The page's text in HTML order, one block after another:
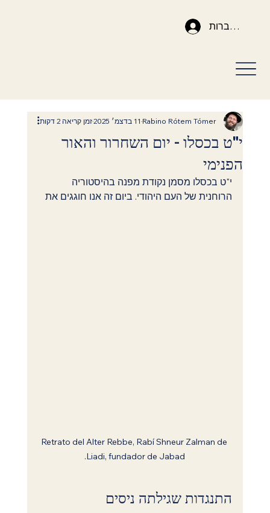
להתחברות
י"ט בכסלו - יום השחרור והאור
הפנימי
Rabino Rótem Tómer11 בדצמ׳ 2025 זמן קריאה 2 דקות
י"ט בכסלו מסמן נקודת מפנה בהיסטוריה
הרוחנית של העם היהודי. ביום זה אנו חוגגים את
Retrato del Alter Rebbe, Rabí Shneur Zalman de
Liadi, fundador de Jabad.
התנגדות שגילתה ניסים